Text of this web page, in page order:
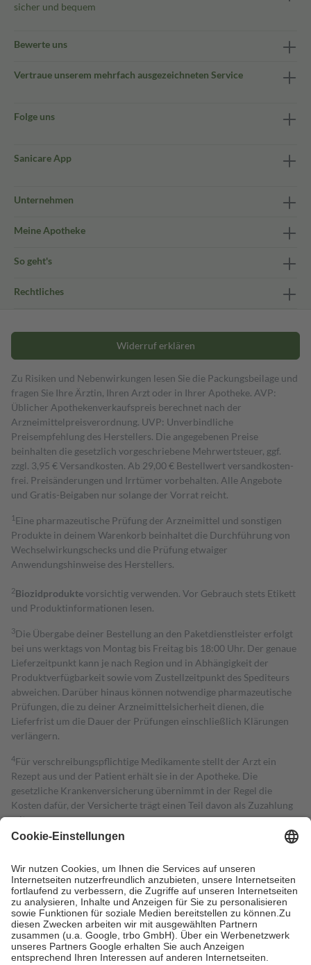
sicher und bequem
Bewerte uns
Vertraue unserem mehrfach ausgezeichneten Service
Folge uns
Sanicare App
Unternehmen
Meine Apotheke
So geht's
Rechtliches
Widerruf erklären
Zu Risiken und Nebenwirkungen lesen Sie die Packungsbeilage und
fragen Sie Ihre Ärztin, Ihren Arzt oder in Ihrer Apotheke. AVP:
Üblicher Apothekenverkaufspreis berechnet nach der
Arzneimittelpreisverordnung. UVP: Unverbindliche
Preisempfehlung des Herstellers. Die angegebenen Preise
beinhalten die gesetzlich vorgeschriebene Mehrwertsteuer, ggf.
zzgl. 3,95 € Versandkosten. Ab 29,00 € Bestell­wert versand­kosten­
frei. Preisänderungen und Irrtümer vorbehalten. Alle Angebote
und Gratis-Beigaben nur solange der Vorrat reicht.
1 Eine pharmazeutische Prüfung der Arzneimittel und sonstigen
Produkte in deinem Warenkorb beinhaltet die Durchführung von
Wechselwirkungschecks und die Prüfung etwaiger
Anwendungshinweise des Herstellers.
2Biozidproduktevorsichtig verwenden. Vor Gebrauch stets Etikett
und Produktinformationen lesen.
3Die Übergabe deiner Bestellung an den Paketdienstleister erfolgt
bei uns werktags von Montag bis Freitag bis 18:00 Uhr. Der genaue
Lieferzeitpunkt kann je nach Region und in Abhängigkeit der
Produktverfügbarkeit sowie vom Zustellzeitpunkt des Spediteurs
abweichen. Darüber hinaus können notwendige pharmazeutische
Prüfungen, die zu deiner Arzneimittelsicherheit dienen, die
Lieferfrist um die Dauer der Prüfungen einschließlich Klärungen
verlängern.
4Für verschreibungspflichtige Medikamente stellt der Arzt ein
Rezept aus und der Patient erhält sie in der Apotheke. Die
gesetzliche Krankenversicherung übernimmt in der Regel die
Kosten dafür, der Versicherte trägt einen Teil davon als Zuzahlung
mit.
Grundsätzlich leisten Mitglieder Zuzahlungen in Höhe von zehn
höchstens zehn Euro.
Es sind jedoch nie mehr als die tatsächlichen
Kosten der Leistung zu entrichten.
Diese Regeln gelten grundsätzlich auch für Online-Apotheken.
Bei Heilmitteln und häuslicher Krankenpflege beträgt die
Zuzahlung zehn Prozent der Kosten sowie zehn Euro je
Verordnung.
Um das Engagement der Versicherten für ihre eigene Gesundheit zu